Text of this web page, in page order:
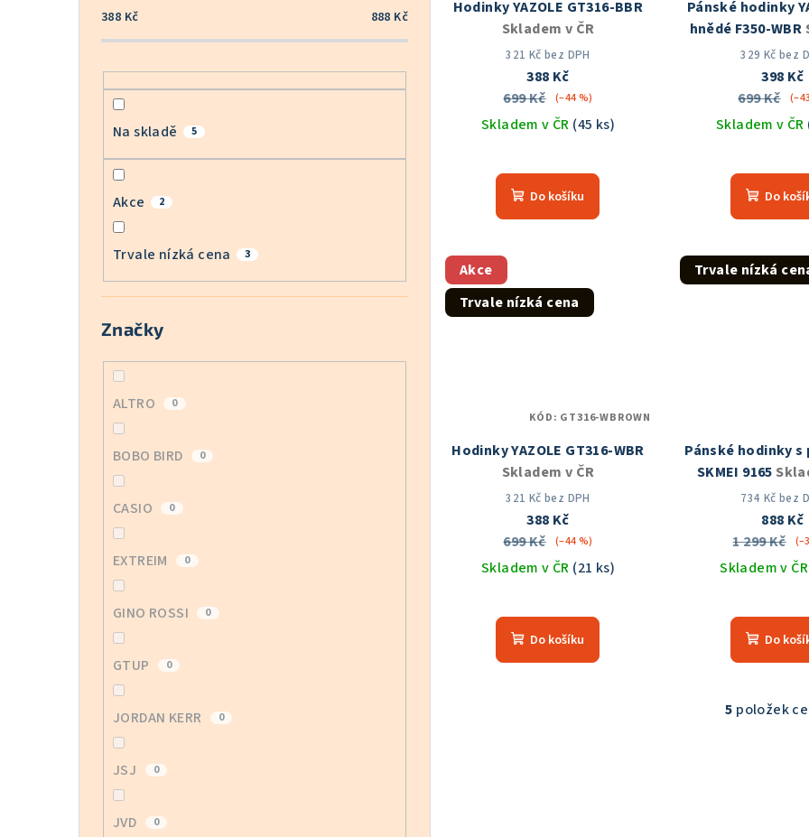
388 Kč 888 Kč
Na skladě 5
Akce 2
Trvale nízká cena 3
Značky
ALTRO 0
BOBO BIRD 0
CASIO 0
EXTREIM 0
GINO ROSSI 0
GTUP 0
JORDAN KERR 0
JSJ 0
JVD 0
rHodinky YAZOLE GT316-BBR
Skladem v ČR
321 Kč bez DPH
388 Kč
699 Kč
(–44 %)
Skladem v ČR (45 ks)
Do košíku
Pánské hodinky
hnědé F350-WBR
ČR
329 Kč bez
398 Kč
699 Kč
Skladem v ČR
Do
Akce
Trvale nízká cena
Hodinky YAZOLE GT316-WBR
Skladem v ČR
321 Kč bez DPH
388 Kč
699 Kč
(–44 %)
Skladem v ČR (21 ks)
Do košíku
KÓD: GT316-WBROWN
Trvale nízká
Pánské hodinky
SKMEI 9165
734 Kč bez
888 Kč
1 299 Kč
Skladem v ČR
je
z
Do
O
5 položek